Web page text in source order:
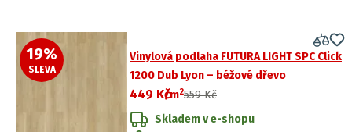
19%
SLEVA
Vinylová podlaha FUTURA LIGHT SPC Click
1200 Dub Lyon – béžové dřevo
449 Kč
/m2559 Kč
Skladem v e-shopu